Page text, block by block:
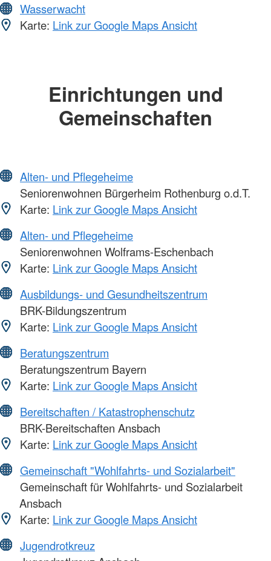
Wasserwacht
Karte: Link zur Google Maps Ansicht
Einrichtungen und
Gemeinschaften
Alten- und Pflegeheime
Seniorenwohnen Bürgerheim Rothenburg o.d.T.
Karte: Link zur Google Maps Ansicht
Alten- und Pflegeheime
Seniorenwohnen Wolframs-Eschenbach
Karte: Link zur Google Maps Ansicht
Ausbildungs- und Gesundheitszentrum
BRK-Bildungszentrum
Karte: Link zur Google Maps Ansicht
Beratungszentrum
Beratungszentrum Bayern
Karte: Link zur Google Maps Ansicht
Bereitschaften / Katastrophenschutz
BRK-Bereitschaften Ansbach
Karte: Link zur Google Maps Ansicht
Gemeinschaft "Wohlfahrts- und Sozialarbeit"
Gemeinschaft für Wohlfahrts- und Sozialarbeit
Ansbach
Karte: Link zur Google Maps Ansicht
Jugendrotkreuz